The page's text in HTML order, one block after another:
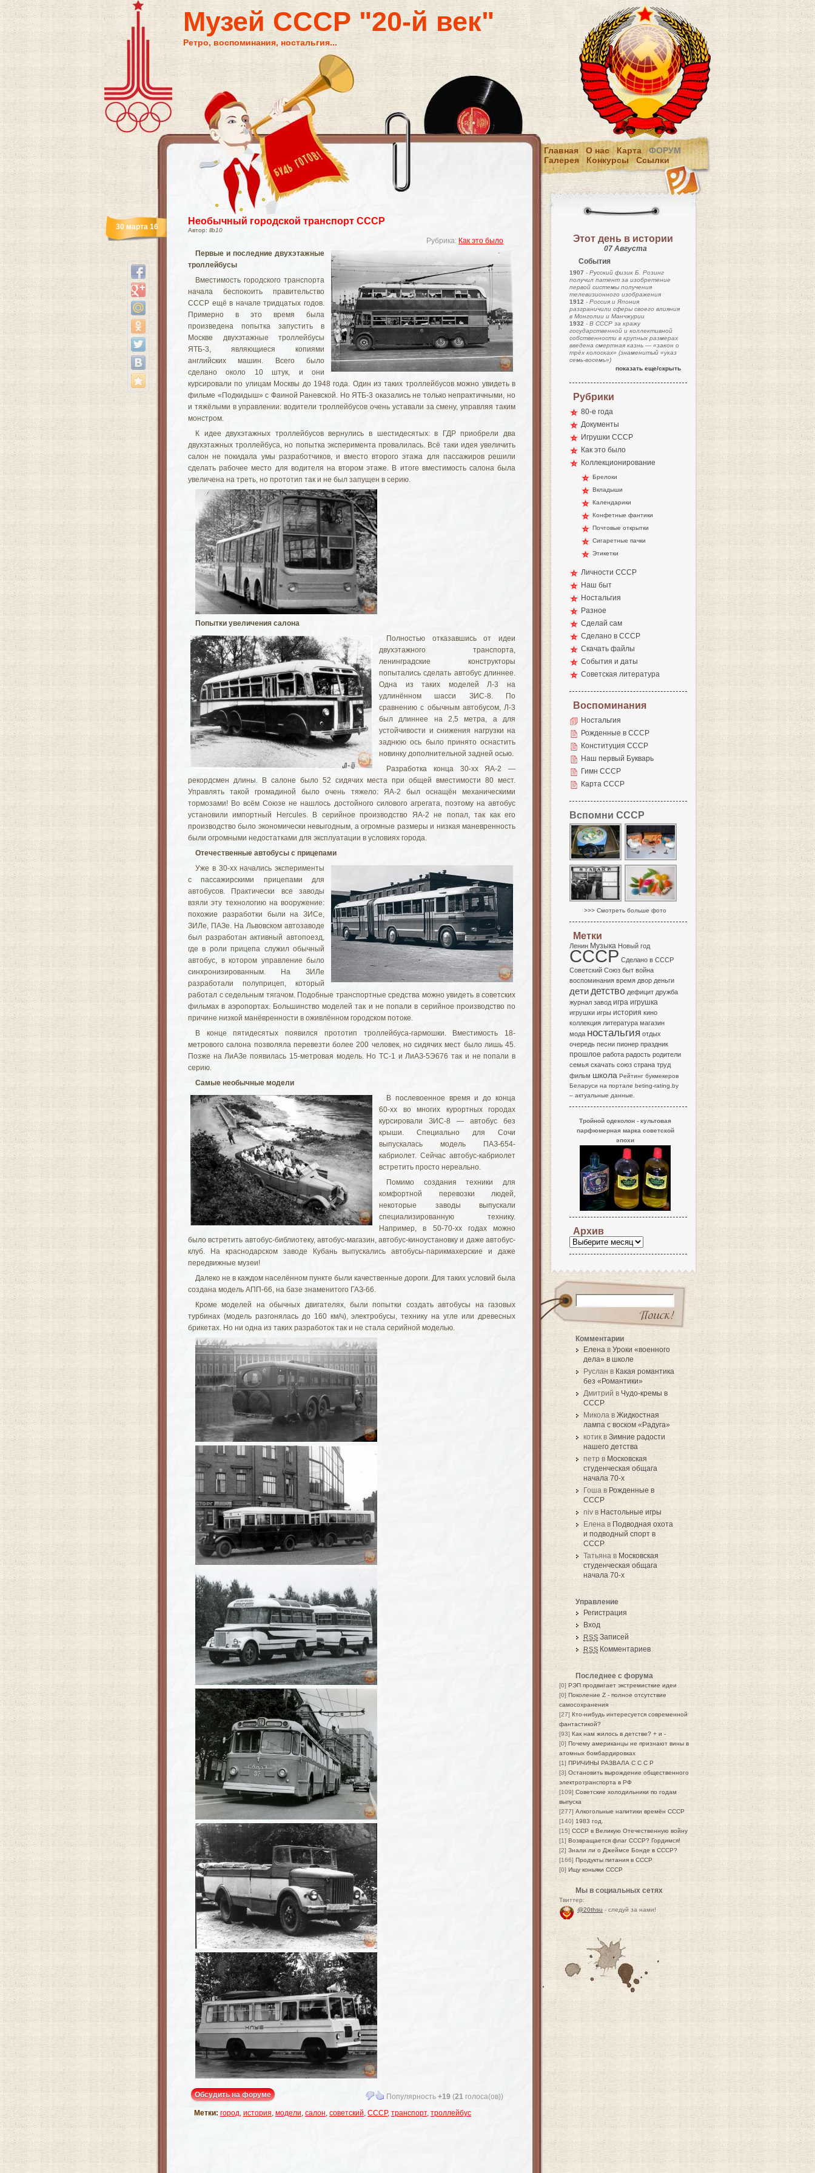
Музей СССР "20-й век"
Ретро, воспоминания, ностальгия...
Главная О нас Карта
ФОРУМ
Галерея
Конкурсы Ссылки
Необычный городской транспорт СССР
Автор: llb10
Рубрика: Как это было
30 марта 16
Первые и последние двухэтажные
троллейбусы
Вместимость городского транспорта
начала беспокоить правительство
СССР ещё в начале тридцатых годов.
Примерно в это время была
произведена попытка запустить в
Москве двухэтажные троллейбусы
ЯТБ-3, являющиеся копиями
английских машин. Всего было
сделано около 10 штук, и они
курсировали по улицам Москвы до 1948 года. Один из таких троллейбусов можно увидеть в
фильме «Подкидыш» с Фаиной Раневской. Но ЯТБ-3 оказались не только непрактичными, но
и тяжёлыми в управлении: водители троллейбусов очень уставали за смену, управляя таким
монстром.
К идее двухэтажных троллейбусов вернулись в шестидесятых: в ГДР приобрели два
двухэтажных троллейбуса, но попытка эксперимента провалилась. Всё таки идея увеличить
салон не покидала умы разработчиков, и вместо второго этажа для пассажиров решили
сделать рабочее место для водителя на втором этаже. В итоге вместимость салона была
увеличена на треть, но прототип так и не был запущен в серию.
Попытки увеличения салона
Полностью отказавшись от идеи
двухэтажного транспорта,
ленинградские конструкторы
попытались сделать автобус длиннее.
Одна из таких моделей Л-3 на
удлинённом шасси ЗИС-8. По
сравнению с обычным автобусом, Л-3
был длиннее на 2,5 метра, а для
устойчивости и снижения нагрузки на
заднюю ось было принято оснастить
новинку дополнительной задней осью.
Разработка конца 30-хх ЯА-2 —
рекордсмен длины. В салоне было 52 сидячих места при общей вместимости 80 мест.
Управлять такой громадиной было очень тяжело: ЯА-2 был оснащён механическими
тормозами! Во всём Союзе не нашлось достойного силового агрегата, поэтому на автобус
установили импортный Hercules. В серийное производство ЯА-2 не попал, так как его
производство было экономически невыгодным, а огромные размеры и низкая маневренность
были огромными недостатками для эксплуатации в условиях города.
Отечественные автобусы с прицепами
Уже в 30-хх начались эксперименты
с пассажирскими прицепами для
автобусов. Практически все заводы
взяли эту технологию на вооружение:
похожие разработки были на ЗИСе,
ЗИЛе, ПАЗе. На Львовском автозаводе
был разработан активный автопоезд,
где в роли прицепа служил обычный
автобус, в котором управление было
синхронизированным. На ЗИЛе
разработали полуприцеп, который
работал с седельным тягачом. Подобные транспортные средства можно увидеть в советских
фильмах в аэропортах. Большинство моделей так и не попали в серийное производство по
причине низкой манёвренности в оживлённом городском потоке.
В конце пятидесятых появился прототип троллейбуса-гармошки. Вместимость 18-
метрового салона позволяла перевезти более 200 человек, но сидячих мест было лишь 45.
Позже на ЛиАЗе появилась 15-метровая модель. Но ТС-1 и ЛиАЗ-5Э676 так и не попали в
серию.
Самые необычные модели
В послевоенное время и до конца
60-хх во многих курортных городах
курсировали ЗИС-8 — автобус без
крыши. Специально для Сочи
выпускалась модель ПАЗ-654-
кабриолет. Сейчас автобус-кабриолет
встретить просто нереально.
Помимо создания техники для
комфортной перевозки людей,
некоторые заводы выпускали
специализированную технику.
Например, в 50-70-хх годах можно
было встретить автобус-библиотеку, автобус-магазин, автобус-киноустановку и даже автобус-
клуб. На краснодарском заводе Кубань выпускались автобусы-парикмахерские и даже
передвижные музеи!
Далеко не в каждом населённом пункте были качественные дороги. Для таких условий была
создана модель АПП-66, на базе знаменитого ГАЗ-66.
Кроме моделей на обычных двигателях, были попытки создать автобусы на газовых
турбинах (модель разгонялась до 160 км/ч), электробусы, технику на угле или древесных
брикетах. Но ни одна из таких разработок так и не стала серийной моделью.
Обсудить на форуме Популярность +19 (21 голоса(ов))
Метки: город, история, модели, салон, советский, СССР, транспорт, троллейбус
Этот день в истории
07 Августа
События
1907 - Русский физик Б. Розинг
получил патент за изобретение
первой системы получения
телевизионного изображения
1912 - Россия и Япония
разграничили сферы своего влияния
в Монголии и Манчжурии
1932 - В СССР за кражу
государственной и коллективной
собственности в крупных размерах
введена смертная казнь — «закон о
трёх колосках» (знаменитый «указ
семь-восемь»)
показать еще/скрыть
Рубрики
80-е года
Документы
Игрушки СССР
Как это было
Коллекционирование
Брелоки
Вкладыши
Календарики
Конфетные фантики
Почтовые открытки
Сигаретные пачки
Этикетки
Личности СССР
Наш быт
Ностальгия
Разное
Сделай сам
Сделано в СССР
Скачать файлы
События и даты
Советская литература
Воспоминания
Ностальгия
Рожденные в СССР
Конституция СССР
Наш первый Букварь
Гимн СССР
Карта СССР
Вспомни СССР
>>> Смотреть больше фото
Метки
Ленин Музыка Новый год
СССР Сделано в СССР
Советский Союз быт война
воспоминания время двор деньги
дети детство дефицит дружба
журнал завод игра игрушка
игрушки игры история кино
коллекция литература магазин
мода ностальгия отдых
очередь песни пионер праздник
прошлое работа радость родители
семья скачать союз страна труд
фильм школа Рейтинг букмекеров
Беларуси на портале beting-rating.by
– актуальные данные.
Тройной одеколон - культовая
парфюмерная марка советской
эпохи
Архив
Комментарии
Елена в Уроки «военного
дела» в школе
Руслан в Какая романтика
без «Романтики»
Дмитрий в Чудо-кремы в
СССР
Микола в Жидкостная
лампа с воском «Радуга»
котик в Зимние радости
нашего детства
петр в Московская
студенческая общага
начала 70-х
Гоша в Рожденные в
СССР
niv в Настольные игры
Елена в Подводная охота
и подводный спорт в
СССР
Татьяна в Московская
студенческая общага
начала 70-х
Управление
Регистрация
Вход
RSS Записей
RSS Комментариев
Последнее с форума
[0] РЭП продвигает экстремисткие идеи
[0] Поколение Z - полное отсутствие
самосохранения
[27] Кто-нибудь интересуется современной
фантастикой?
[93] Как нам жилось в детстве? + и -
[0] Почему американцы не признают вины в
атомных бомбардировках
[1] ПРИЧИНЫ РАЗВАЛА С С С Р
[3] Остановить вырождение общественного
электротранспорта в РФ
[109] Советские холодильники по годам
выпуска
[277]Алкогольные напитики времён СССР
[140] 1983 год.
[15] СССР в Великую Отечественную войну
[1] Возвращается флаг СССР? Гордимся!
[2] Знали ли о Джеймсе Бонде в СССР?
[166] Продукты питания в СССР
[0] Ищу коньяки СССР
Мы в социальных сетях
Твиттер:
@20thsu - следуй за нами!